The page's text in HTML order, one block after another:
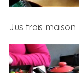
Jus frais maison